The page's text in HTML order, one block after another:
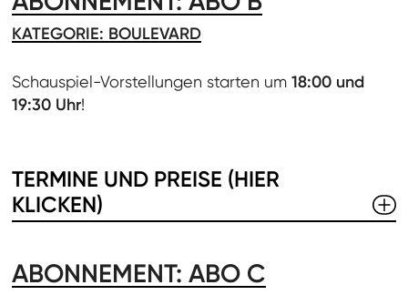
KATEGORIE: BOULEVARD
Schauspiel-Vorstellungen starten um 18:00 und
19:30 Uhr!
TERMINE UND PREISE (HIER
KLICKEN)
ABONNEMENT: ABO C